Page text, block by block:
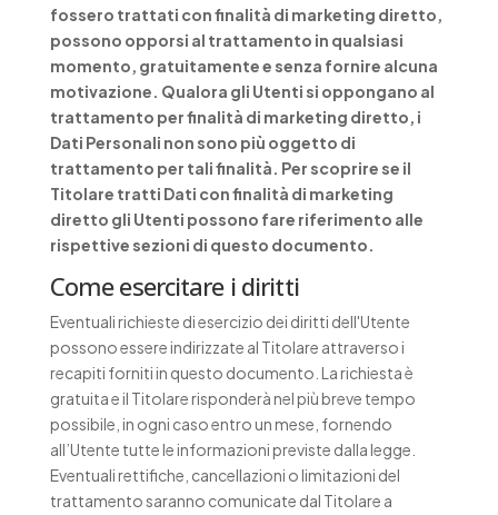
fossero trattati con finalità di marketing diretto,
possono opporsi al trattamento in qualsiasi
momento, gratuitamente e senza fornire alcuna
motivazione. Qualora gli Utenti si oppongano al
trattamento per finalità di marketing diretto, i
Dati Personali non sono più oggetto di
trattamento per tali finalità. Per scoprire se il
Titolare tratti Dati con finalità di marketing
diretto gli Utenti possono fare riferimento alle
rispettive sezioni di questo documento.
Come esercitare i diritti
Eventuali richieste di esercizio dei diritti dell'Utente
possono essere indirizzate al Titolare attraverso i
recapiti forniti in questo documento. La richiesta è
gratuita e il Titolare risponderà nel più breve tempo
possibile, in ogni caso entro un mese, fornendo
all’Utente tutte le informazioni previste dalla legge.
Eventuali rettifiche, cancellazioni o limitazioni del
trattamento saranno comunicate dal Titolare a